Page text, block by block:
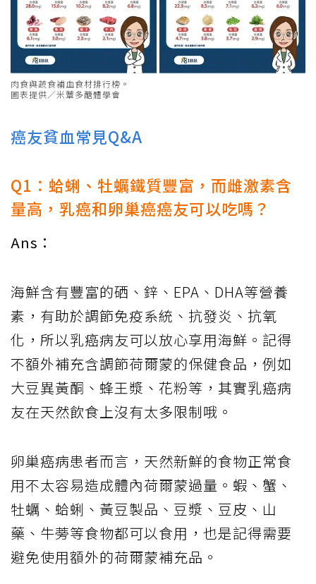
肉食與蔬食補血食材排行榜。
圖表提供／米蕈多醣體學會
癌友貧血常見Q&A
Q1：蛤蜊、牡蠣鐵質豐富，而雌激素含
量高，乳癌和卵巢癌癌友可以吃嗎？
Ans：
海鮮含有豐富的硒、鋅、EPA、DHA等營養
素，有助於調節免疫系統、抗發炎、抗氧
化，所以乳癌病友可以放心享用海鮮。記得
不額外補充含調節荷爾蒙的保健食品，例如
大豆異黃酮、蜂王漿、花粉等，其實乳癌病
友在天然飲食上沒有太多限制哦。
卵巢癌病患者而言，天然新鮮的食物正常食
用不太容易造成體內荷爾蒙過量。蝦、蟹、
牡蠣、蛤蜊、黃豆製品、豆漿、豆皮、山
藥、牛蒡等食物都可以食用，也是記得需要
避免使用額外的荷爾蒙補充品。